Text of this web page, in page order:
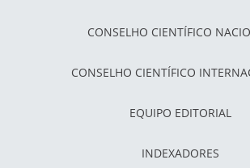
CONSELHO CIENTÍFICO
CONSELHO CIENTÍFICO
EQUIPO EDITORIAL
INDEXADORES